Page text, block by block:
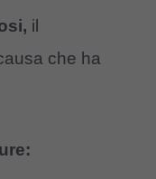
il
che ha